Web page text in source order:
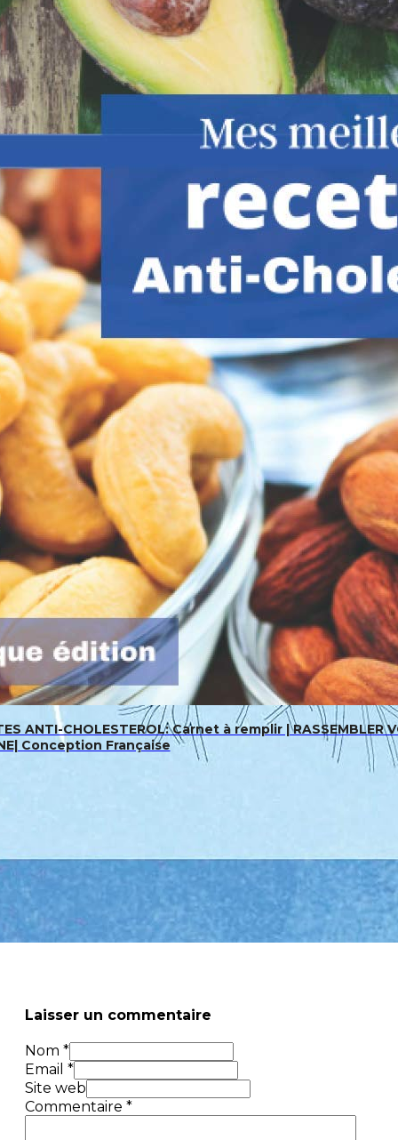
ANTI-CHOLESTEROL: Carnet à remplir |
Conception Française
Laisser un commentaire
Nom *
Email *
Site web
Commentaire *